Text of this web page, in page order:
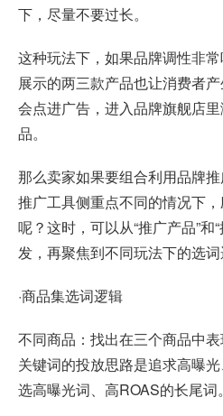
下，尽量不要过长。
这种玩法下，如果品牌调性非
展示的两三款产品也让消费者
会点进广告，进入品牌旗舰店
品。
那么卖家如果要组合利用品牌
推广工具侧重点不同的情况下
呢？这时，可以从“推广产品”和
发，再聚焦到不同玩法下的选词
·商品集选词逻辑
不同商品：找出在三个商品中
关键词的投放思路是追求高曝
选高曝光词、高ROAS的长尾词。